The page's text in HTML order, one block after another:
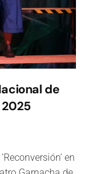
de
2025
en